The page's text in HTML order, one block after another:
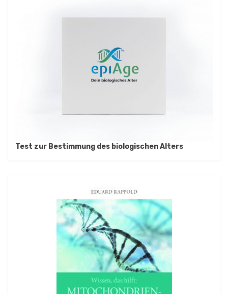
Test zur Bestimmung des biologischen Alters